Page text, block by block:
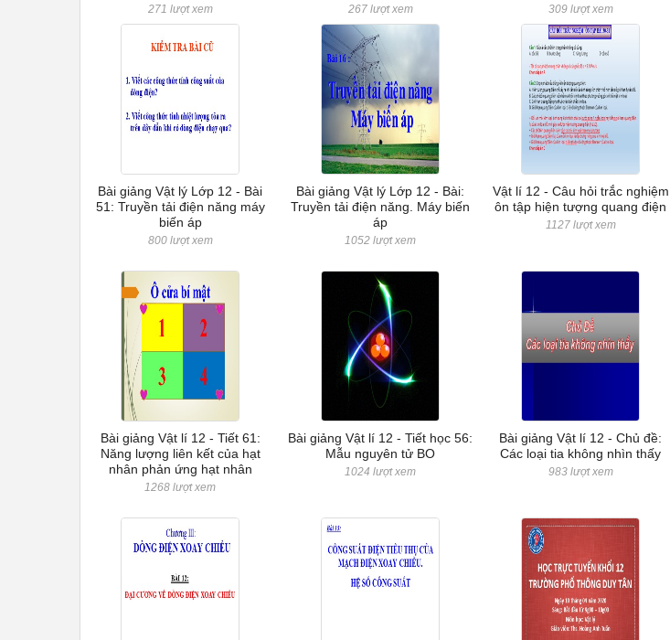
271 lượt xem 267 lượt xem 309 lượt xem
Bài giảng Vật lý Lớp 12 - Bài
51: Truyền tải điện năng máy
biến áp
800 lượt xem
Bài giảng Vật lý Lớp 12 - Bài:
Truyền tải điện năng. Máy biến
áp
1052 lượt xem
Vật lí 12 - Câu hỏi trắc nghiệm
ôn tập hiện tượng quang điện
1127 lượt xem
Bài giảng Vật lí 12 - Tiết 61:
Năng lượng liên kết của hạt
nhân phản ứng hạt nhân
1268 lượt xem
Bài giảng Vật lí 12 - Tiết học 56:
Mẫu nguyên tử BO
1024 lượt xem
Bài giảng Vật lí 12 - Chủ đề:
Các loại tia không nhìn thấy
983 lượt xem